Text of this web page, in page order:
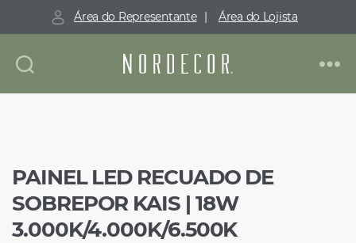
Área do Representante | Área do Lojista
Nordecor
PAINEL LED RECUADO DE
SOBREPOR KAIS | 18W
3.000K/4.000K/6.500K